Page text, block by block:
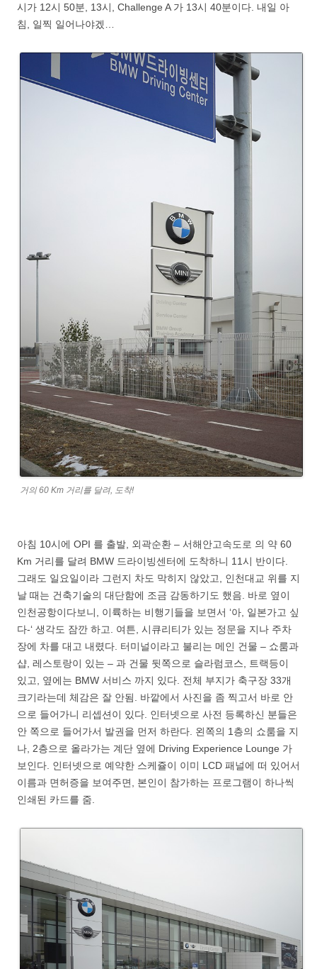
시가 12시 50분, 13시, Challenge A 가 13시 40분이다. 내일 아
침, 일찍 일어나야겠…
거의 60 Km 거리를 달려, 도착!
아침 10시에 OPI 를 출발, 외곽순환 – 서해안고속도로 의 약 60
Km 거리를 달려 BMW 드라이빙센터에 도착하니 11시 반이다.
그래도 일요일이라 그런지 차도 막히지 않았고, 인천대교 위를 지
날 때는 건축기술의 대단함에 조금 감동하기도 했음. 바로 옆이
인천공항이다보니, 이륙하는 비행기들을 보면서 ‘아, 일본가고 싶
다-‘ 생각도 잠깐 하고. 여튼, 시큐리티가 있는 정문을 지나 주차
장에 차를 대고 내렸다. 터미널이라고 불리는 메인 건물 – 쇼룸과
샵, 레스토랑이 있는 – 과 건물 뒷쪽으로 슬라럼코스, 트랙등이
있고, 옆에는 BMW 서비스 까지 있다. 전체 부지가 축구장 33개
크기라는데 체감은 잘 안됨. 바깥에서 사진을 좀 찍고서 바로 안
으로 들어가니 리셉션이 있다. 인터넷으로 사전 등록하신 분들은
안 쪽으로 들어가서 발권을 먼저 하란다. 왼쪽의 1층의 쇼룸을 지
나, 2층으로 올라가는 계단 옆에 Driving Experience Lounge 가
보인다. 인터넷으로 예약한 스케쥴이 이미 LCD 패널에 떠 있어서
이름과 면허증을 보여주면, 본인이 참가하는 프로그램이 하나씩
인쇄된 카드를 줌.